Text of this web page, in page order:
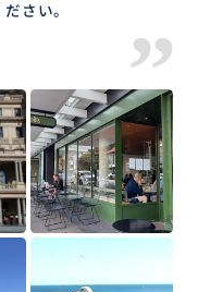
さい。
”